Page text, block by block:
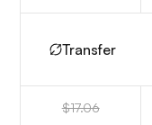
Transfer
$17.06